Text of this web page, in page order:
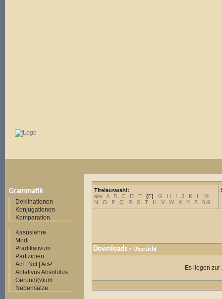
Grammatik
Deklinationen
Konjugationen
Komparation
Kasuslehre
Modi
Prädikativum
Partizipien
AcI | NcI | AcP
Ablativus Absolutus
Gerundi(v)um
Nebensätze
Titelauswahl:
alle
A B C D E (F) G H I J K L
M
N
O P Q R S T U V W X Y Z 0-9
Downloads » Übersicht
Es liegen